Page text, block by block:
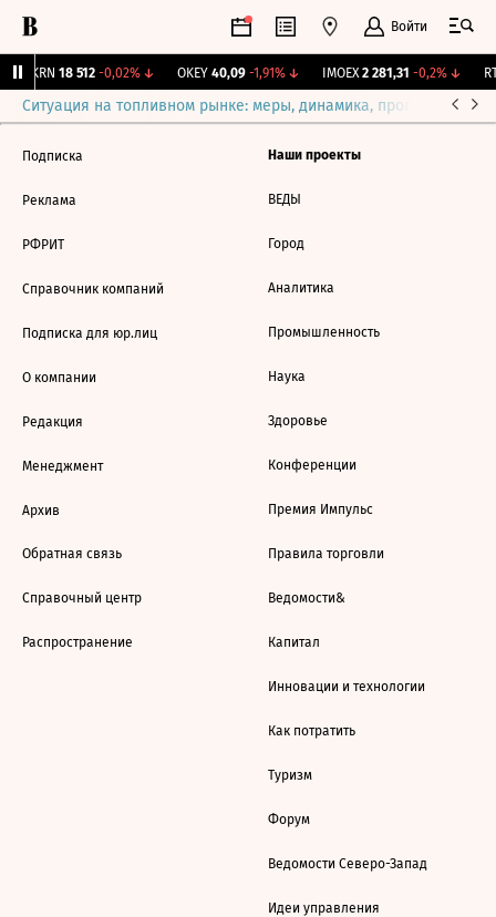
Войти
AKRN 18 512 -0,02%↓ OKEY 40,09 -1,91%↓ IMOEX 2 281,31 -0,2%↓
Ситуация на топливном рынке: меры, динамика, прогнозы
Подписка
Реклама
РФРИТ
Справочник компаний
Подписка для юр.лиц
О компании
Редакция
Менеджмент
Архив
Обратная связь
Справочный центр
Распространение
Наши проекты
ВЕДЫ
Город
Аналитика
Промышленность
Наука
Здоровье
Конференции
Премия Импульс
Правила торговли
Ведомости&
Капитал
Инновации и технологии
Как потратить
Туризм
Форум
Ведомости Северо-Запад
Идеи управления